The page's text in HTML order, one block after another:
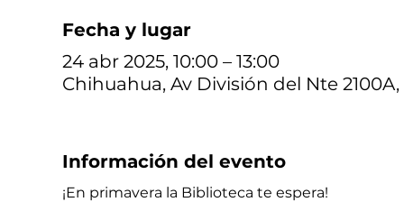
Fecha y lugar
24 abr 2025, 10:00 – 13:00
Chihuahua, Av División del Nte
Información del evento
¡En primavera la Biblioteca te espera!